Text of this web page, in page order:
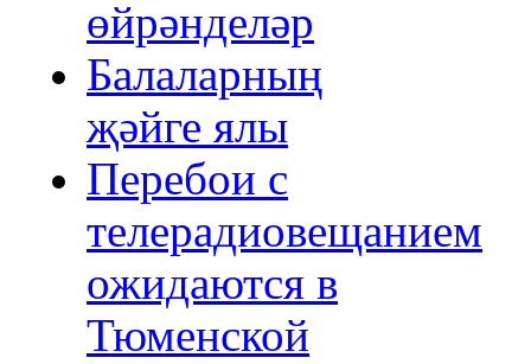
өйрәнделәр
Балаларның
җәйге ялы
Перебои с
телерадиовещанием
ожидаются в
Тюменской